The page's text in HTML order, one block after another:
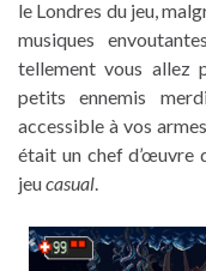
le Londres du jeu,
musiques
tellement vous allez
petits ennemis
accessible à vos
était un chef d’œuvre
jeucasual.